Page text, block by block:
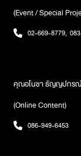
(Event / Special
02-669-8779,
คุณอโนชา ธัญญปกร
(Online Content)
086-949-6453